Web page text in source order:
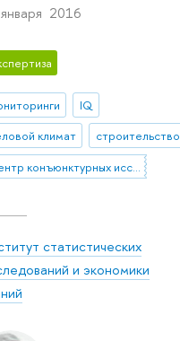
2016
IQ
климат
строительство
Центр конъюнктурных исследований
статистических
и экономики